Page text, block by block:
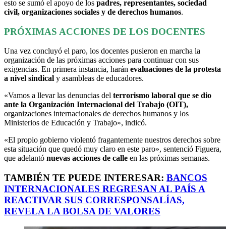
esto se sumó el apoyo de los padres, representantes, sociedad
civil, organizaciones sociales y de derechos humanos.
PRÓXIMAS ACCIONES DE LOS DOCENTES
Una vez concluyó el paro, los docentes pusieron en marcha la
organización de las próximas acciones para continuar con sus
exigencias. En primera instancia, harán evaluaciones de la protesta
a nivel sindical y asambleas de educadores.
«Vamos a llevar las denuncias del terrorismo laboral que se dio
ante la Organización Internacional del Trabajo (OIT),
organizaciones internacionales de derechos humanos y los
Ministerios de Educación y Trabajo», indicó.
«El propio gobierno violentó fragantemente nuestros derechos sobre
esta situación que quedó muy claro en este paro», sentenció Figuera,
que adelantó nuevas acciones de calle en las próximas semanas.
TAMBIÉN TE PUEDE INTERESAR: BANCOS
INTERNACIONALES REGRESAN AL PAÍS A
REACTIVAR SUS CORRESPONSALÍAS,
REVELA LA BOLSA DE VALORES